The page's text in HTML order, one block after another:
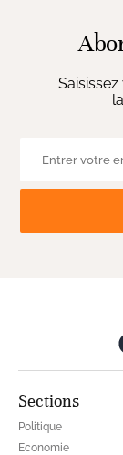
Sections
Politique
Economie